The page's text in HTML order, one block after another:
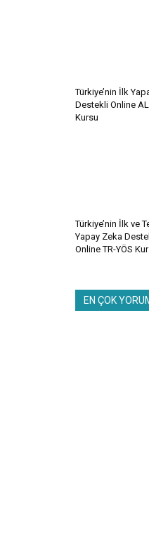
Türkiye’nin İlk
Destekli Online
Kursu
Türkiye’nin İlk ve
Yapay Zeka
Online TR-YÖS
EN ÇOK